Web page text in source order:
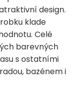
design.
klade
Celé
barevných
s ostatními
bazénem i